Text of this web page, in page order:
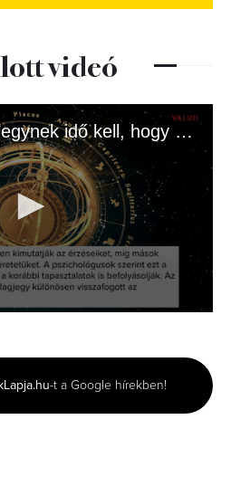
videó
Ennek a 3 csillagjegynek idő kell, hogy megnyíljon
-t a Google hírekben!